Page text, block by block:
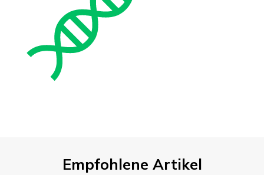
Empfohlene Artikel